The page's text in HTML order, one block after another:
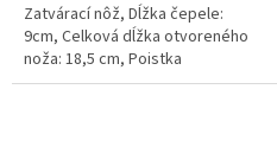
Zatvárací nôž, Dĺžka čepele:
9cm, Celková dĺžka otvoreného
noža: 18,5 cm, Poistka